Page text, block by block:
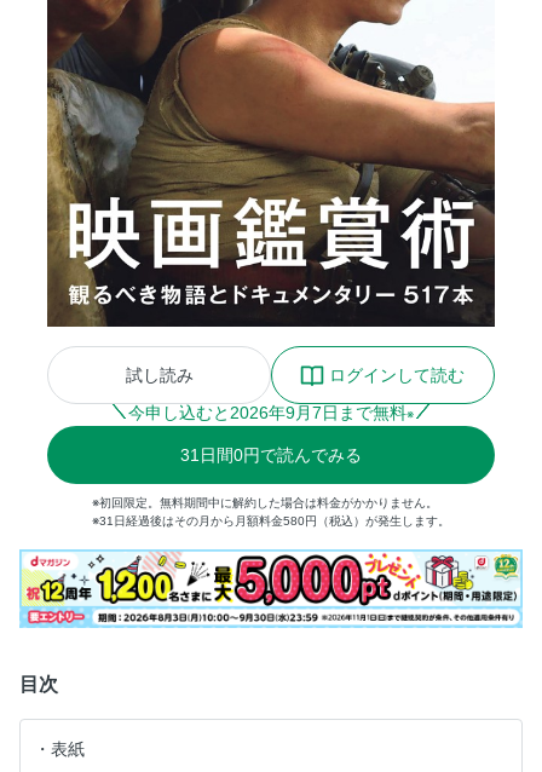
試し読み
ログインして読む
今申し込むと 2026年9月7日まで無料※
31 日間0円で読んでみる
※初回限定。無料期間中に解約した場合は料金がかかりません。
※31日経過後はその月から月額料金580円（税込）が発生します。
目次
表紙